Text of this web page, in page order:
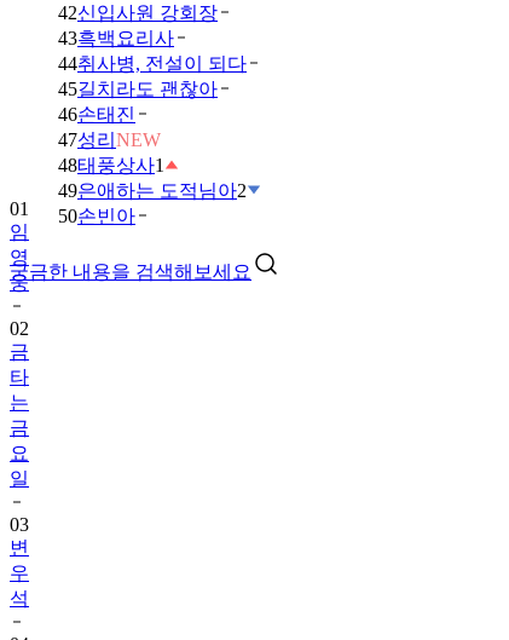
42신입사원 강회장
43흑백요리사
44취사병, 전설이 되다
45길치라도 괜찮아
46손태진
47성리 NEW
48태풍상사1
49은애하는 도적님아2
50손빈아
궁금한 내용을 검색해보세요
01
임
영
웅
02
금
타
는
금
요
일
03
변
우
석